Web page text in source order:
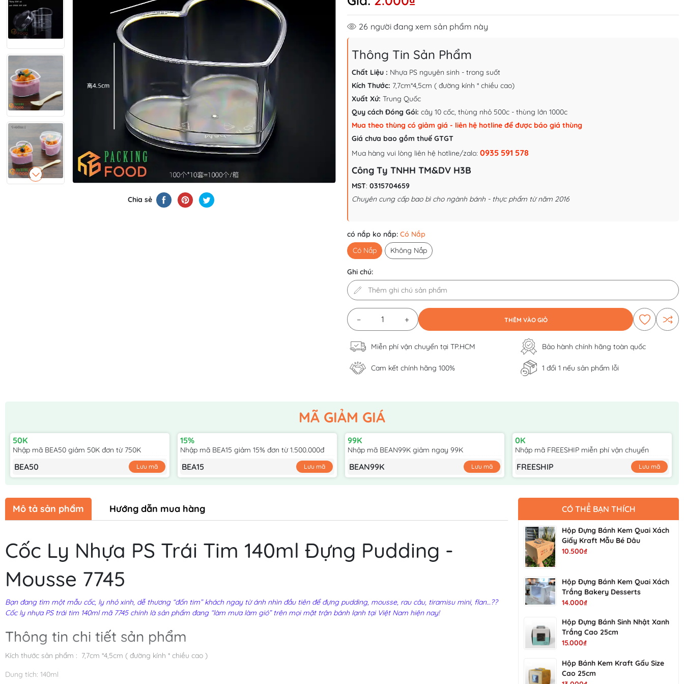
Chia sẻ
26 người đang xem sản phẩm này
Thông Tin Sản Phẩm
Chất Liệu : Nhựa PS nguyên sinh - trong suốt
Kích Thước: 7,7cm*4,5cm ( đường kính * chiều cao)
Xuất Xứ: Trung Quốc
Quy cách Đóng Gói: cây 10 cốc, thùng nhỏ 500c - thùng lớn 1000c
Mua theo thùng có giảm giá - liên hệ hotline để được báo giá thùng
Giá chưa bao gồm thuế GTGT
Mua hàng vui lòng liên hệ hotline/zalo: 0935 591 578
Công Ty TNHH TM&DV H3B
MST: 0315704659
Chuyên cung cấp bao bì cho ngành bánh - thực phẩm từ năm 2016
có nắp ko nắp: Có Nắp
Có Nắp
Không Nắp
Ghi chú:
− + THÊM VÀO GIỎ
Miễn phí vận chuyển tại TP.HCM Bảo hành chính hãng toàn quốc
Cam kết chính hãng 100% 1 đổi 1 nếu sản phẩm lỗi
MÃ GIẢM GIÁ
50K
Nhập mã BEA50 giảm 50K đơn từ 750K
BEA50 Lưu mã
15%
Nhập mã BEA15 giảm 15% đơn từ 1.500.000đ
BEA15 Lưu mã
99K
Nhập mã BEAN99K giảm ngay 99K
BEAN99K Lưu mã
0K
Nhập mã FREESHIP miễn phí vận chuyển
FREESHIP Lưu mã
Mô tả sản phẩm Hướng dẫn mua hàng
Cốc Ly Nhựa PS Trái Tim 140ml Đựng Pudding -
Mousse 7745
Bạn đang tìm một mẫu cốc, ly nhỏ xinh, dễ thương “đốn tim” khách ngay từ ánh nhìn đầu tiên để đựng pudding, mousse, rau câu, tiramisu mini, flan…??
Cốc ly nhựa PS trái tim 140ml mã 7745 chính là sản phẩm đang “làm mưa làm gió” trên mọi mặt trận bánh lạnh tại Việt Nam hiện nay!
Thông tin chi tiết sản phẩm
Kích thước sản phẩm : 7,7cm *4,5cm ( đường kính * chiều cao )
Dung tích: 140ml
CÓ THỂ BẠN THÍCH
Hộp Đựng Bánh Kem Quai Xách
Giấy Kraft Mẫu Bé Dâu
10.500₫
Hộp Đựng Bánh Kem Quai Xách
Trắng Bakery Desserts
14.000₫
Hộp Đựng Bánh Sinh Nhật Xanh
Trắng Cao 25cm
15.000₫
Hộp Bánh Kem Kraft Gấu Size
Cao 25cm